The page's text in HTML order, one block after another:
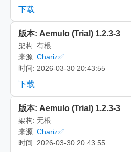
下载
版本: Aemulo (Trial) 1.2.3-3
架构: 有根
来源: Chariz✅
时间: 2026-03-30 20:43:55
下载
版本: Aemulo (Trial) 1.2.3-3
架构: 无根
来源: Chariz✅
时间: 2026-03-30 20:43:55